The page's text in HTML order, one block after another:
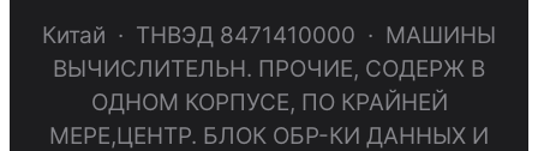
Китай · ТНВЭД 8471410000 · МАШИНЫ
ВЫЧИСЛИТЕЛЬН. ПРОЧИЕ, СОДЕРЖ В
ОДНОМ КОРПУСЕ, ПО КРАЙНЕЙ
МЕРЕ,ЦЕНТР. БЛОК ОБР-КИ ДАННЫХ И